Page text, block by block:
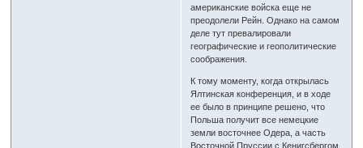
американские войска еще не
преодолели Рейн. Однако на самом
деле тут превалировали
географические и геополитические
соображения.
К тому моменту, когда открылась
Ялтинская конференция, и в ходе
ее было в принципе решено, что
Польша получит все немецкие
земли восточнее Одера, а часть
Восточной Пруссии с Кенигсбергом